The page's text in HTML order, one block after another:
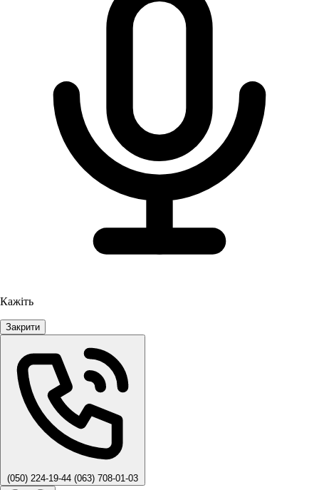
Кажіть
Закрити
(050) 224-19-44 (063) 708-01-03